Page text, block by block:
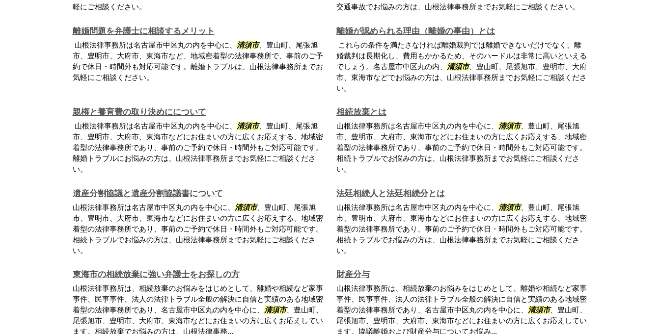
軽にご相談ください。
交通事故でお悩みの方は、山根法律事務所までお気軽にご相談ください。
離婚問題を弁護士に相談するメリット
山根法律事務所は名古屋市中区丸の内を中心に、 清須市、豊山町、尾張旭
市、豊明市、大府市、東海市など、地域密着型の法律事務所で、事前のご予
約で休日・時間外も対応可能です。離婚トラブルは、山根法律事務所までお
気軽にご相談ください。
離婚が認められる理由（離婚の事由）とは
これらの条件を満たさなければ離婚裁判では離婚できないだけでなく、離
婚裁判は長期化し、費用もかかるため、そのハードルは非常に高いといえる
でしょう。名古屋市中区丸の内、
清須市、豊山町、尾張旭市、豊明市、大府
市、東海市などでお悩みの方は、山根法律事務所までお気軽にご相談くださ
い。
親権と養育費の取り決めにについて
山根法律事務所は名古屋市中区丸の内を中心に、 清須市、豊山町、尾張旭
市、豊明市、大府市、東海市などにお住まいの方に広くお応えする、地域密
着型の法律事務所であり、事前のご予約で休日・時間外もご対応可能です。
離婚トラブルにお悩みの方は、山根法律事務所までお気軽にご相談くださ
い。
相続放棄とは
山根法律事務所は名古屋市中区丸の内を中心に、 清須市、豊山町、尾張旭
市、豊明市、大府市、東海市などにお住まいの方に広くお応えする、地域密
着型の法律事務所であり、事前のご予約で休日・時間外もご対応可能です。
相続トラブルでお悩みの方は、山根法律事務所までお気軽にご相談くださ
い。
遺産分割協議と遺産分割協議書について
山根法律事務所は名古屋市中区丸の内を中心に、 清須市、豊山町、尾張旭
市、豊明市、大府市、東海市などにお住まいの方に広くお応えする、地域密
着型の法律事務所であり、事前のご予約で休日・時間外もご対応可能です。
相続トラブルでお悩みの方は、山根法律事務所までお気軽にご相談くださ
い。
法廷相続人と法廷相続分とは
山根法律事務所は名古屋市中区丸の内を中心に、 清須市、豊山町、尾張旭
市、豊明市、大府市、東海市などにお住まいの方に広くお応えする、地域密
着型の法律事務所であり、事前のご予約で休日・時間外もご対応可能です。
相続トラブルでお悩みの方は、山根法律事務所までお気軽にご相談くださ
い。
東海市の相続放棄に強い弁護士をお探しの方
山根法律事務所は、相続放棄のお悩みをはじめとして、離婚や相続など家事
事件、民事事件、法人の法律トラブル全般の解決に自信と実績のある地域密
着型の法律事務所であり、名古屋市中区丸の内を中心に、
清須市、豊山町、
尾張旭市、豊明市、大府市、東海市などにお住まいの方に広くお応えしてい
ます。相続放棄でお悩みの方は、山根法律事務...
財産分与
山根法律事務所は、相続放棄のお悩みをはじめとして、離婚や相続など家事
事件、民事事件、法人の法律トラブル全般の解決に自信と実績のある地域密
着型の法律事務所であり、名古屋市中区丸の内を中心に、
清須市、豊山町、
尾張旭市、豊明市、大府市、東海市などにお住まいの方に広くお応えしてい
ます。協議離婚および財産分与についてお悩み...